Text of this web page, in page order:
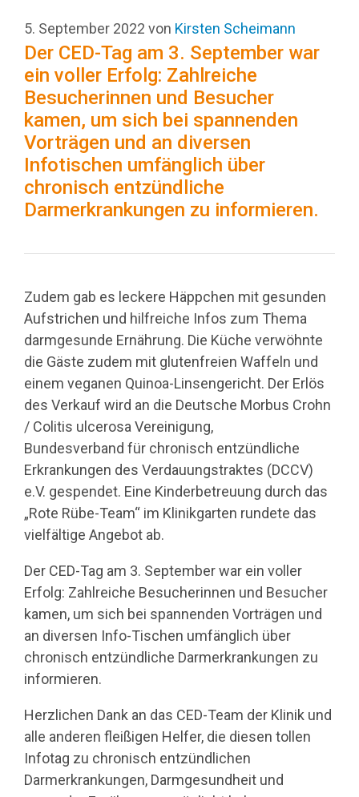
5. September 2022 von Kirsten Scheimann
Der CED-Tag am 3. September war
ein voller Erfolg: Zahlreiche
Besucherinnen und Besucher
kamen, um sich bei spannenden
Vorträgen und an diversen
Infotischen umfänglich über
chronisch entzündliche
Darmerkrankungen zu informieren.
Zudem gab es leckere Häppchen mit gesunden
Aufstrichen und hilfreiche Infos zum Thema
darmgesunde Ernährung. Die Küche verwöhnte
die Gäste zudem mit glutenfreien Waffeln und
einem veganen Quinoa-Linsengericht. Der Erlös
des Verkauf wird an die Deutsche Morbus Crohn
/ Colitis ulcerosa Vereinigung,
Bundesverband für chronisch entzündliche
Erkrankungen des Verdauungstraktes (DCCV)
e.V. gespendet. Eine Kinderbetreuung durch das
„Rote Rübe-Team“ im Klinikgarten rundete das
vielfältige Angebot ab.
Der CED-Tag am 3. September war ein voller
Erfolg: Zahlreiche Besucherinnen und Besucher
kamen, um sich bei spannenden Vorträgen und
an diversen Info-Tischen umfänglich über
chronisch entzündliche Darmerkrankungen zu
informieren.
Herzlichen Dank an das CED-Team der Klinik und
alle anderen fleißigen Helfer, die diesen tollen
Infotag zu chronisch entzündlichen
Darmerkrankungen, Darmgesundheit und